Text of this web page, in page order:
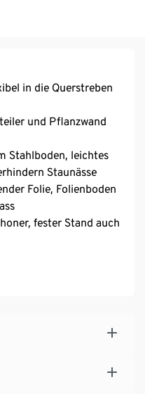
in die Querstreben
und Pflanzwand
Stahlboden, leichtes
Staunässe
Folie, Folienboden
fester Stand auch